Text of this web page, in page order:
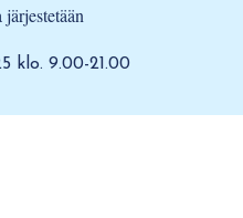
klo. 9.00-21.00